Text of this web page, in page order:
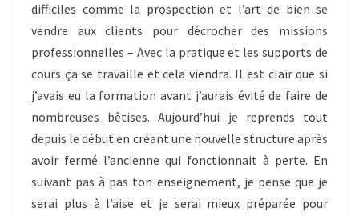
difficiles comme la prospection et l’art de bien se
vendre aux clients pour décrocher des missions
professionnelles – Avec la pratique et les supports de
cours ça se travaille et cela viendra. Il est clair que si
j’avais eu la formation avant j’aurais évité de faire de
nombreuses bêtises. Aujourd’hui je reprends tout
depuis le début en créant une nouvelle structure après
avoir fermé l’ancienne qui fonctionnait à perte. En
suivant pas à pas ton enseignement, je pense que je
serai plus à l’aise et je serai mieux préparée pour